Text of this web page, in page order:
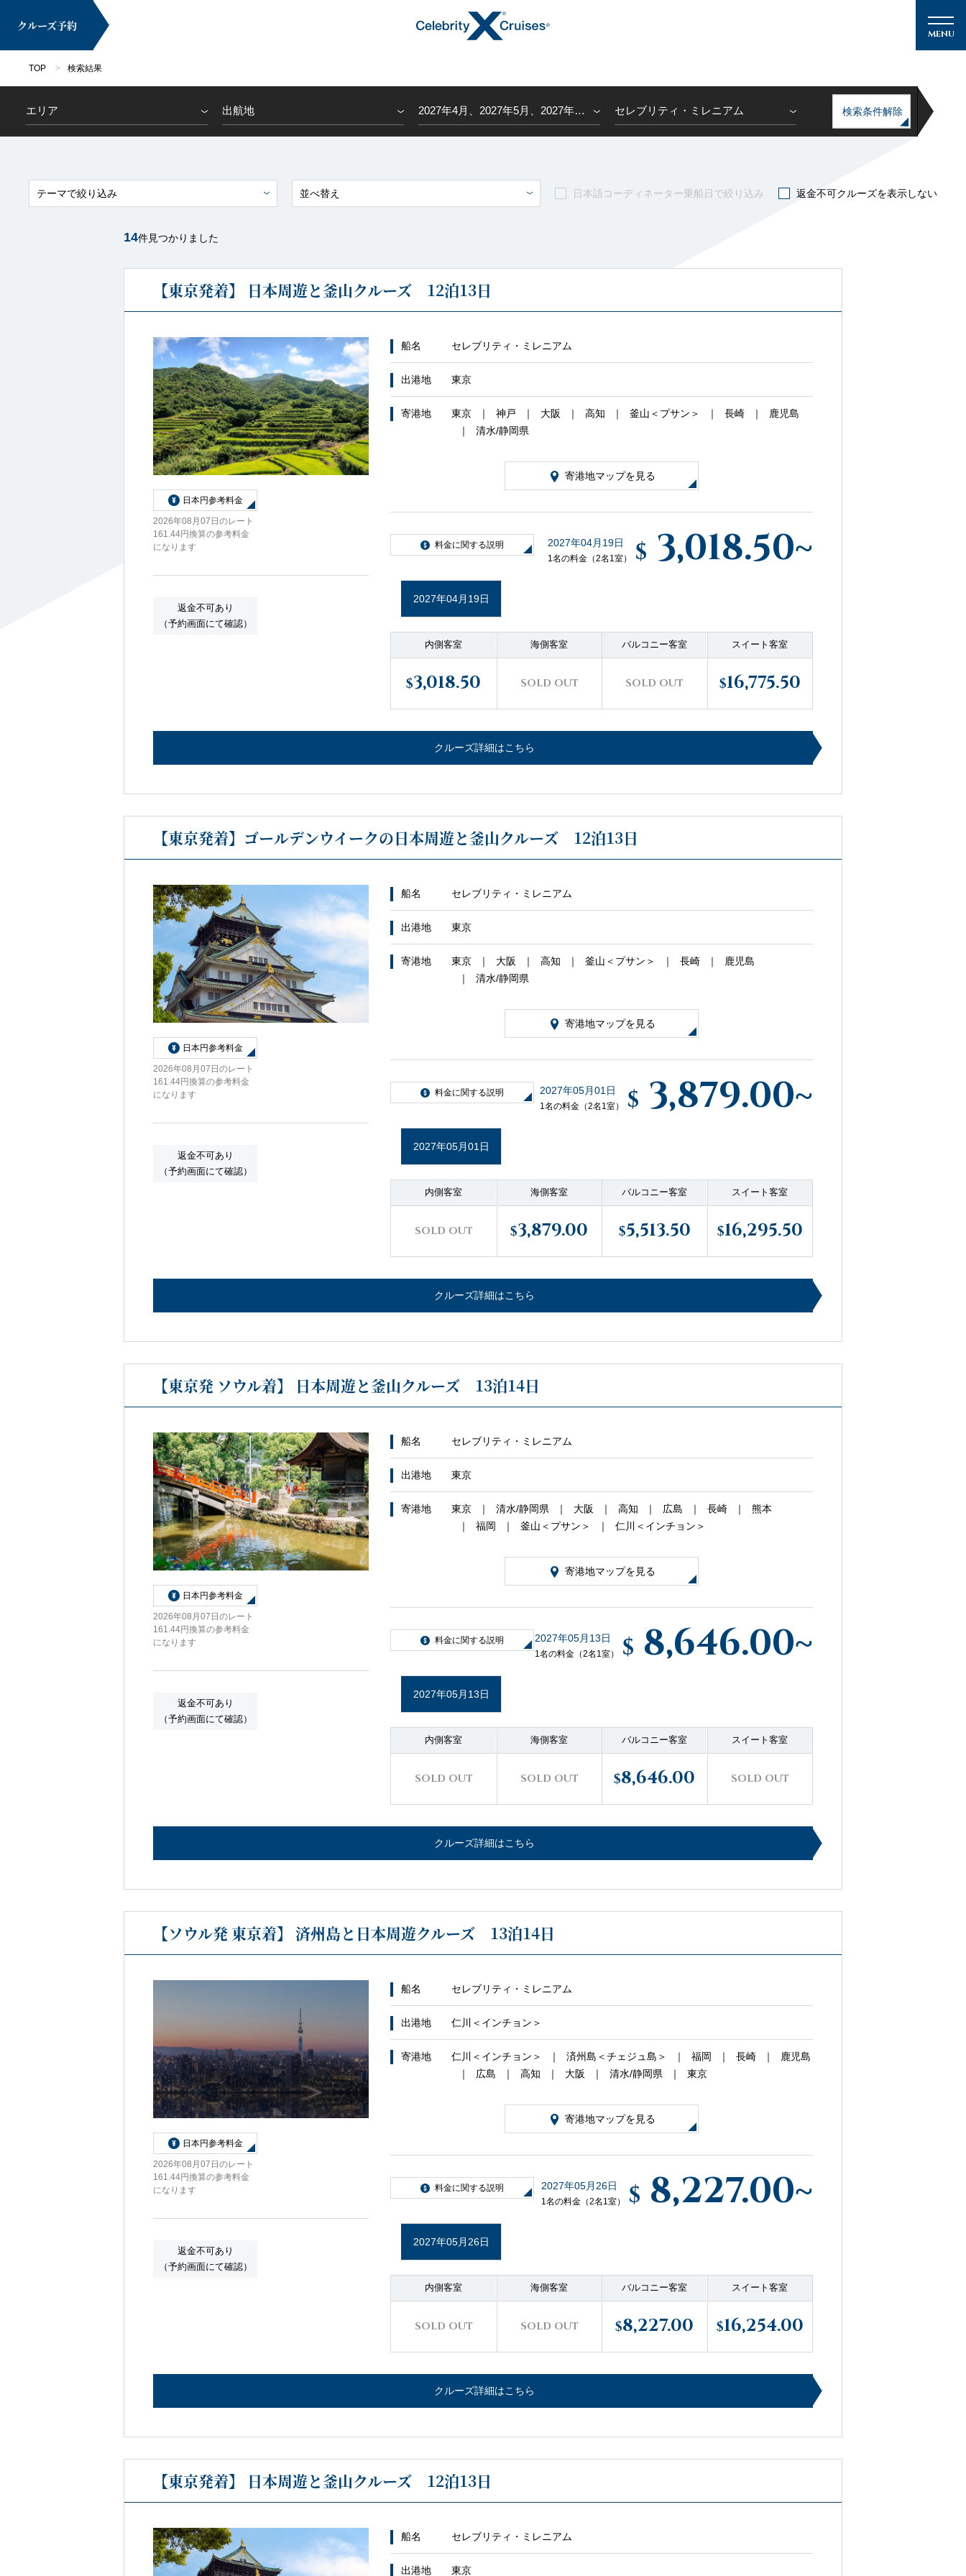
メルマガ登録
船内へようこそ 客船のご案内
パンフレット
セレブリティクルーズの世界
クルーズ予約
TOP 検索結果
エリア 出航地 2027年4月、2027年5月、2027年6月、2027年7月、2027年8月、2027年9月 セレブリティ・ミレニアム 検索条件解除
テーマで絞り込み 並べ替え 日本語コーディネーター乗船日で絞り込み 返金不可クルーズを表示しない
14件見つかりました
【東京発着】 日本周遊と釜山クルーズ 12泊13日
船名 セレブリティ・ミレニアム
出港地 東京
寄港地 東京 神戸 大阪 高知 釜山＜プサン＞ 長崎
鹿児島
清水/静岡県
寄港地マップを見る
2027年04月19日
1名の料金（2名1室） $ 3,018.50~
料金に関する説明
2027年04月19日
内側客室
$3,018.50
海側客室
SOLD OUT
バルコニー客室
SOLD OUT
スイート客室
$16,775.50
日本円参考料金
2026年08月07日のレート
161.44円換算の参考料金
になります
返金不可あり
（予約画面にて確認）
クルーズ詳細はこちら
【東京発着】ゴールデンウイークの日本周遊と釜山クルーズ 12泊13日
船名 セレブリティ・ミレニアム
出港地 東京
寄港地 東京 大阪 高知 釜山＜プサン＞ 長崎
鹿児島
清水/静岡県
寄港地マップを見る
2027年05月01日
1名の料金（2名1室） $ 3,879.00~
料金に関する説明
2027年05月01日
内側客室
SOLD OUT
海側客室
$3,879.00
バルコニー客室
$5,513.50
スイート客室
$16,295.50
日本円参考料金
2026年08月07日のレート
161.44円換算の参考料金
になります
返金不可あり
（予約画面にて確認）
クルーズ詳細はこちら
【東京発 ソウル着】 日本周遊と釜山クルーズ 13泊14日
船名 セレブリティ・ミレニアム
出港地 東京
寄港地 東京 清水/静岡県 大阪 高知 広島 長崎
熊本
福岡
釜山＜プサン＞ 仁川＜インチョン＞
寄港地マップを見る
2027年05月13日
1名の料金（2名1室） $ 8,646.00~
料金に関する説明
2027年05月13日
内側客室
SOLD OUT
海側客室
SOLD OUT
バルコニー客室
$8,646.00
スイート客室
SOLD OUT
日本円参考料金
2026年08月07日のレート
161.44円換算の参考料金
になります
返金不可あり
（予約画面にて確認）
クルーズ詳細はこちら
【ソウル発 東京着】 済州島と日本周遊クルーズ 13泊14日
船名 セレブリティ・ミレニアム
出港地 仁川＜インチョン＞
寄港地 仁川＜インチョン＞ 済州島＜チェジュ島＞ 福岡 長崎
鹿児島
広島
高知 大阪 清水/静岡県 東京
寄港地マップを見る
2027年05月26日
1名の料金（2名1室） $ 8,227.00~
料金に関する説明
2027年05月26日
内側客室
SOLD OUT
海側客室
SOLD OUT
バルコニー客室
$8,227.00
スイート客室
$16,254.00
日本円参考料金
2026年08月07日のレート
161.44円換算の参考料金
になります
返金不可あり
（予約画面にて確認）
クルーズ詳細はこちら
【東京発着】 日本周遊と釜山クルーズ 12泊13日
船名 セレブリティ・ミレニアム
出港地 東京